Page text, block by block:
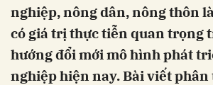
nghiệp, nông dân, nông thôn
có giá trị thực tiễn quan trọng
hướng đổi mới mô hình phát
nghiệp hiện nay. Bài viết phân